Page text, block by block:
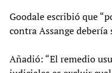
Goodale escribió que
contra Assange debería
Añadió: “El remedio